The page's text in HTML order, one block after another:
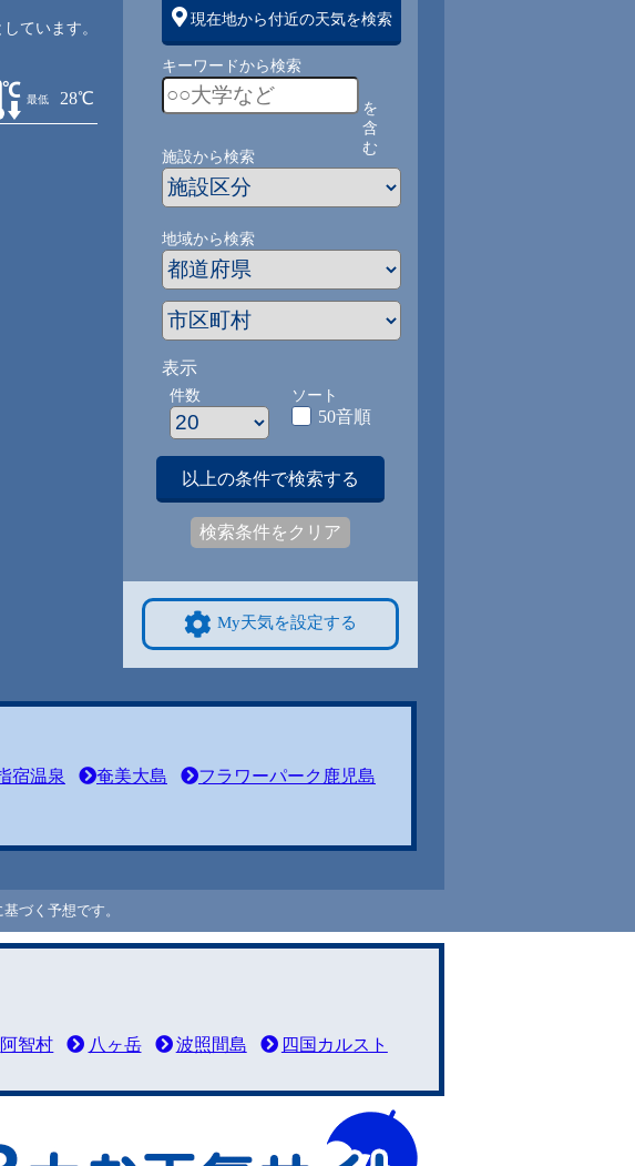
ています。
最低 28℃
現在地から付近の天気を検索
キーワードから検索
を
含
む
施設から検索
地域から検索
表示
件数 ソート
50音順
以上の条件で検索する
検索条件をクリア
My天気を設定する
宿温泉 奄美大島
フラワーパーク鹿児島
づく予想です。
阿智村 八ヶ岳 波照間島 四国カルスト